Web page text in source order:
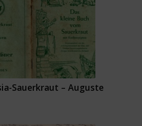
Sauerkraut – Auguste